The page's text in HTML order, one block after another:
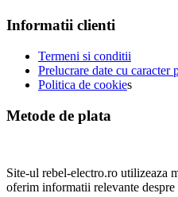
Informatii clienti
Termeni si conditii
Prelucrare date cu caracter
Politica de cookies
Metode de plata
Site-ul rebel-electro.ro utilizeaza
oferim informatii relevante